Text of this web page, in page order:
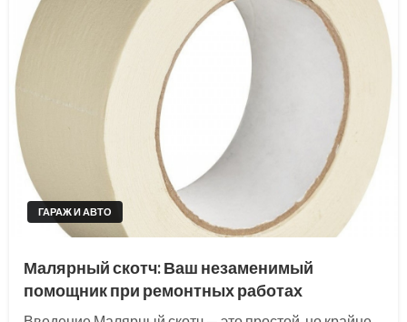
ГАРАЖ И АВТО
Малярный скотч: Ваш незаменимый
помощник при ремонтных работах